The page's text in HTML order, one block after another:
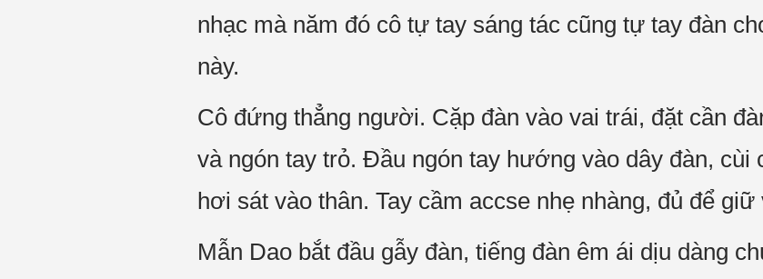
nhạc mà năm đó cô tự tay sáng tác cũng tự tay đàn
này.
Cô đứng thẳng người. Cặp đàn vào vai trái, đặt cần
và ngón tay trỏ. Đầu ngón tay hướng vào dây đàn, cùi
hơi sát vào thân. Tay cầm accse nhẹ nhàng, đủ để giữ
Mẫn Dao bắt đầu gẫy đàn, tiếng đàn êm ái dịu dàng